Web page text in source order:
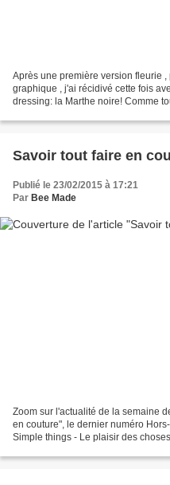
Après une première version fleurie
graphique , j'ai récidivé cette fois
dressing: la Marthe noire! Comme
Savoir tout faire en
Publié le 23/02/2015 à 17:21
Par Bee Made
Zoom sur l'actualité de la semaine
en couture", le dernier numéro
Simple things - Le plaisir des